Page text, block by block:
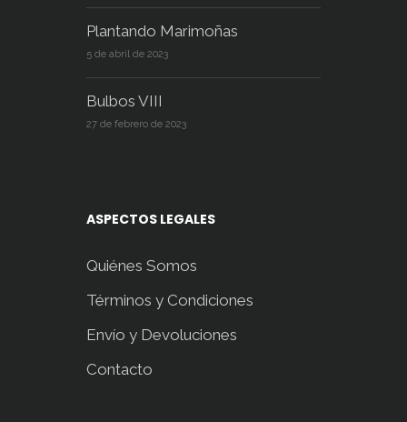
Plantando Marimoñas
5 de abril de 2023
Bulbos VIII
27 de febrero de 2023
ASPECTOS LEGALES
Quiénes Somos
Términos y Condiciones
Envío y Devoluciones
Contacto